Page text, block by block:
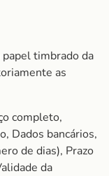
timbrado da
as
completo,
Dados bancários,
de dias), Prazo
da